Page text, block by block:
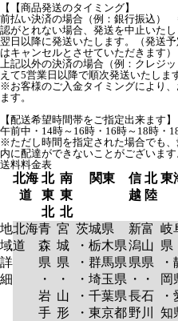
【【商品発送のタイミング】
前払い決済の場合（例：銀行振込）
認がとれない場合、発送を中止いた
翌日以降に発送いたします。（発送
はキャンセルとさせていただきます）
上記以外の決済の場合（例：クレ
えて5営業日以降で順次発送いたしま
※お客様のご入金タイミングにより
ます。
【配送希望時間帯をご指定出来ます】
午前中・14時～16時・16時～18時・
※ただし時間を指定された場合でも
内に配達ができないことがございます
送料料金表
北海
道
北
東
北
南
東
北
関東
信
越
北
陸
東
地
域
詳
細
北海
道
青
森
県
・
岩
手
宮
城
県
・
山
形
茨城県
・栃木県
・群馬県
・埼玉県
・千葉県
・東京都
新
潟
県
・
長
野
富
山
県
・
石
川
岐
県
岡
・
知